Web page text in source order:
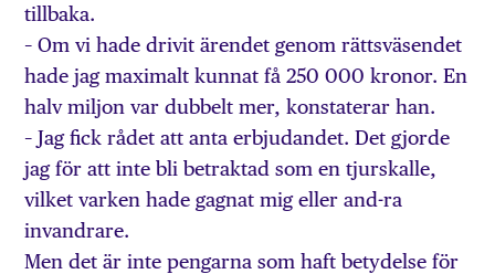
tillbaka.
– Om vi hade drivit ärendet genom rättsväsendet
hade jag maximalt kunnat få 250 000 kronor. En
halv miljon var dubbelt mer, konstaterar han.
– Jag fick rådet att anta erbjudandet. Det gjorde
jag för att inte bli betraktad som en tjurskalle,
vilket varken hade gagnat mig eller and-ra
invandrare.
Men det är inte pengarna som haft betydelse för